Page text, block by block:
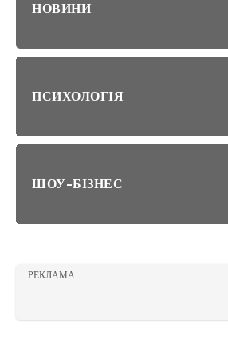
НОВИНИ
ПСИХОЛОГІЯ
ШОУ-БІЗНЕС
РЕКЛАМА